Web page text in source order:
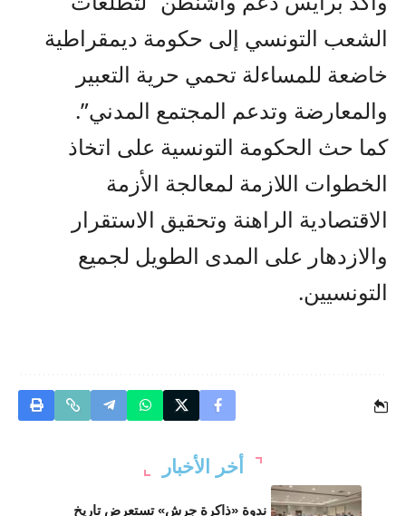
الشعب التونسي إلى حكومة ديمقراطية
خاضعة للمساءلة تحمي حرية التعبير
والمعارضة وتدعم المجتمع المدني”.
كما حث الحكومة التونسية على اتخاذ
الخطوات اللازمة لمعالجة الأزمة
الاقتصادية الراهنة وتحقيق الاستقرار
والازدهار على المدى الطويل لجميع
التونسيين.
أخر الأخبار
ندوة «ذاكرة جرش» تستعرض تاريخ